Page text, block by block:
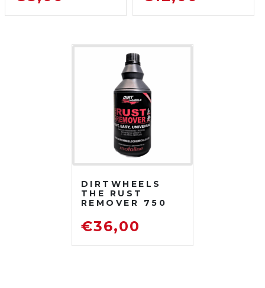
DIRTWHEELS
THE RUST
REMOVER 750
DISOSSIDANTE
RIMUOVI
€36,00